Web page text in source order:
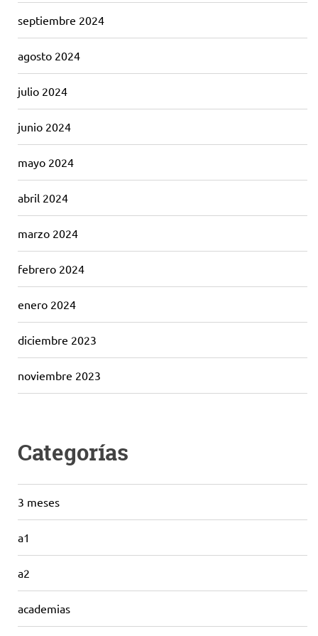
septiembre 2024
agosto 2024
julio 2024
junio 2024
mayo 2024
abril 2024
marzo 2024
febrero 2024
enero 2024
diciembre 2023
noviembre 2023
Categorías
3 meses
a1
a2
academias